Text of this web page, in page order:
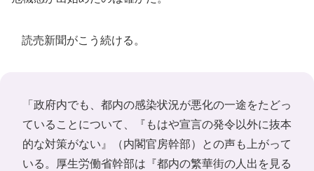
読売新聞がこう続ける。
「政府内でも、都内の感染状況が悪化の一途をたどっ
ていることについて、『もはや宣言の発令以外に抜本
的な対策がない』（内閣官房幹部）との声も上がって
いる。厚生労働省幹部は『都内の繁華街の人出を見る